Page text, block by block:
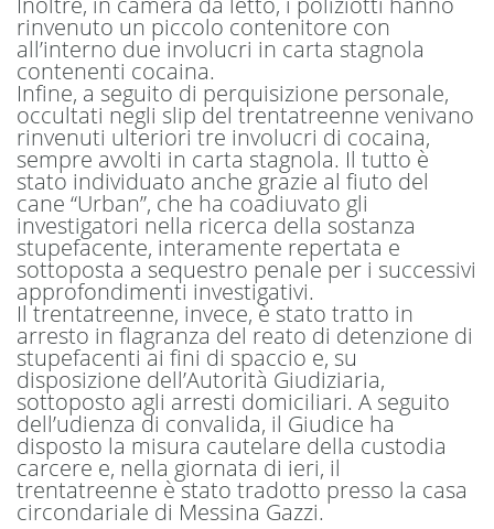
rinvenuto un piccolo contenitore con
all’interno due involucri in carta stagnola
contenenti cocaina.
Infine, a seguito di perquisizione personale,
occultati negli slip del trentatreenne venivano
rinvenuti ulteriori tre involucri di cocaina,
sempre avvolti in carta stagnola. Il tutto è
stato individuato anche grazie al fiuto del
cane “Urban”, che ha coadiuvato gli
investigatori nella ricerca della sostanza
stupefacente, interamente repertata e
sottoposta a sequestro penale per i successivi
approfondimenti investigativi.
Il trentatreenne, invece, è stato tratto in
arresto in flagranza del reato di detenzione di
stupefacenti ai fini di spaccio e, su
disposizione dell’Autorità Giudiziaria,
sottoposto agli arresti domiciliari. A seguito
dell’udienza di convalida, il Giudice ha
disposto la misura cautelare della custodia
carcere e, nella giornata di ieri, il
trentatreenne è stato tradotto presso la casa
circondariale di Messina Gazzi.